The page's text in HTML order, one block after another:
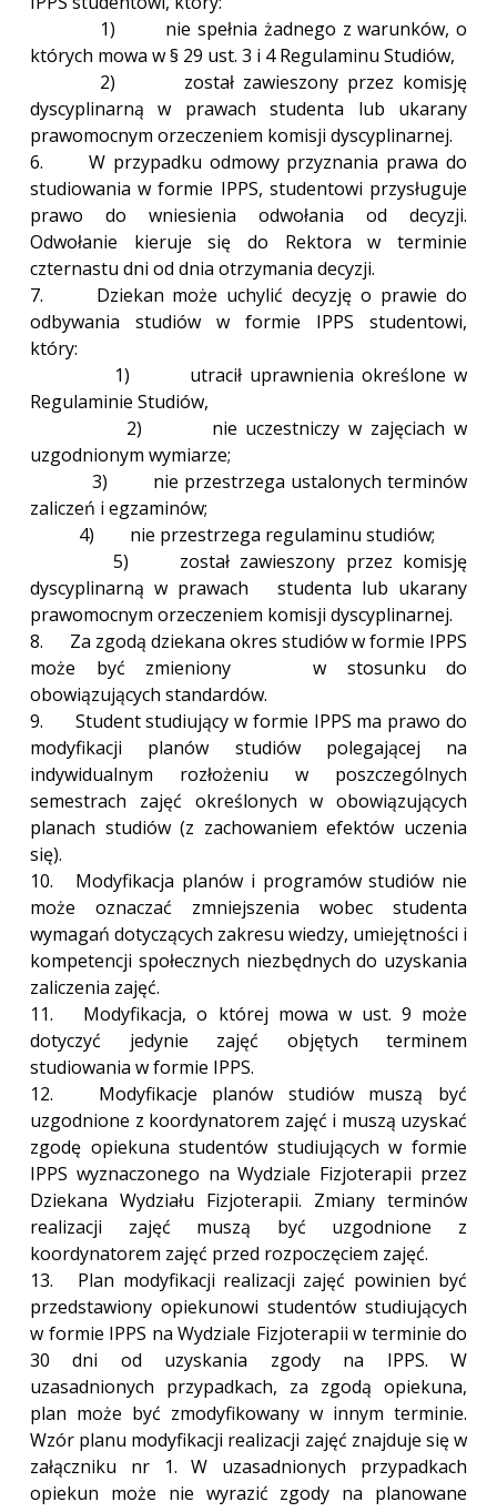
1) nie spełnia żadnego z warunków, o
których mowa w § 29 ust. 3 i 4 Regulaminu Studiów,
2) został zawieszony przez komisję
dyscyplinarną w prawach studenta lub ukarany
prawomocnym orzeczeniem komisji dyscyplinarnej.
6. W przypadku odmowy przyznania prawa do
studiowania w formie IPPS, studentowi przysługuje
prawo do wniesienia odwołania od decyzji.
Odwołanie kieruje się do Rektora w terminie
czternastu dni od dnia otrzymania decyzji.
7. Dziekan może uchylić decyzję o prawie do
odbywania studiów w formie IPPS studentowi,
który:
1) utracił uprawnienia określone w
Regulaminie Studiów,
2) nie uczestniczy w zajęciach w
uzgodnionym wymiarze;
3) nie przestrzega ustalonych terminów
zaliczeń i egzaminów;
4) nie przestrzega regulaminu studiów;
5) został zawieszony przez komisję
dyscyplinarną w prawach studenta lub ukarany
prawomocnym orzeczeniem komisji dyscyplinarnej.
8. Za zgodą dziekana okres studiów w formie IPPS
może być zmieniony w stosunku do
obowiązujących standardów.
9. Student studiujący w formie IPPS ma prawo do
modyfikacji planów studiów polegającej na
indywidualnym rozłożeniu w poszczególnych
semestrach zajęć określonych w obowiązujących
planach studiów (z zachowaniem efektów uczenia
się).
10. Modyfikacja planów i programów studiów nie
może oznaczać zmniejszenia wobec studenta
wymagań dotyczących zakresu wiedzy, umiejętności i
kompetencji społecznych niezbędnych do uzyskania
zaliczenia zajęć.
11. Modyfikacja, o której mowa w ust. 9 może
dotyczyć jedynie zajęć objętych terminem
studiowania w formie IPPS.
12. Modyfikacje planów studiów muszą być
uzgodnione z koordynatorem zajęć i muszą uzyskać
zgodę opiekuna studentów studiujących w formie
IPPS wyznaczonego na Wydziale Fizjoterapii przez
Dziekana Wydziału Fizjoterapii. Zmiany terminów
realizacji zajęć muszą być uzgodnione z
koordynatorem zajęć przed rozpoczęciem zajęć.
13. Plan modyfikacji realizacji zajęć powinien być
przedstawiony opiekunowi studentów studiujących
w formie IPPS na Wydziale Fizjoterapii w terminie do
30 dni od uzyskania zgody na IPPS. W
uzasadnionych przypadkach, za zgodą opiekuna,
plan może być zmodyfikowany w innym terminie.
Wzór planu modyfikacji realizacji zajęć znajduje się w
załączniku nr 1. W uzasadnionych przypadkach
opiekun może nie wyrazić zgody na planowane